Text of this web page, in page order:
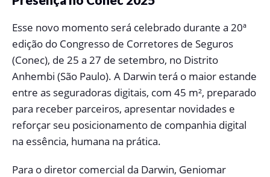
Esse novo momento será celebrado durante a 20ª
edição do Congresso de Corretores de Seguros
(Conec), de 25 a 27 de setembro, no Distrito
Anhembi (São Paulo). A Darwin terá o maior estande
entre as seguradoras digitais, com 45 m², preparado
para receber parceiros, apresentar novidades e
reforçar seu posicionamento de companhia digital
na essência, humana na prática.
Para o diretor comercial da Darwin, Geniomar